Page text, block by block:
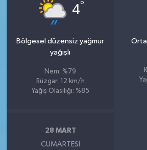
4°
Bölgesel düzensiz yağmur
yağışlı
Nem: %79
Rüzgar: 12 km/h
Yağış Olasılığı: %85
28 MART
CUMARTESI